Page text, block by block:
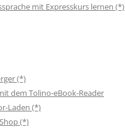
mit Expresskurs lernen (*)
(*)
dem Tolino-eBook-Reader
Laden (*)
(*)